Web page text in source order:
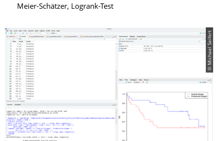
Meier-Schätzer, Logrank-Test
© Michael Seifert